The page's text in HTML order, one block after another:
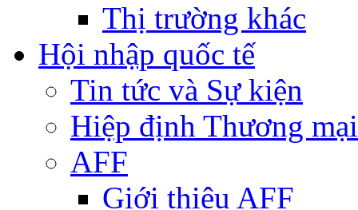
Thị trường khác
Hội nhập quốc tế
Tin tức và Sự kiện
Hiệp định Thương
AFF
Giới thiệu AFF